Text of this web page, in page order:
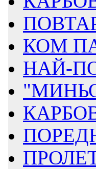
КОМ
НАЙ-